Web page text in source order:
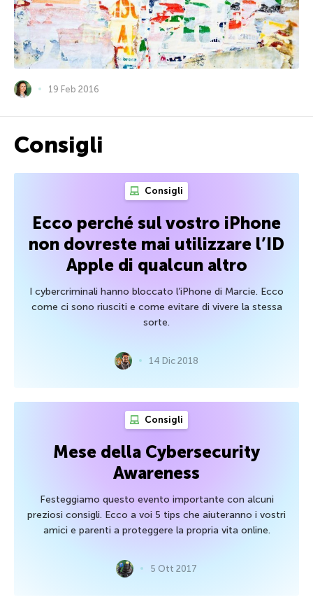
19 Feb 2016
Consigli
Consigli
Ecco perché sul vostro iPhone
non dovreste mai utilizzare l’ID
Apple di qualcun altro
I cybercriminali hanno bloccato l’iPhone di Marcie. Ecco
come ci sono riusciti e come evitare di vivere la stessa
sorte.
14 Dic 2018
Consigli
Mese della Cybersecurity
Awareness
Festeggiamo questo evento importante con alcuni
preziosi consigli. Ecco a voi 5 tips che aiuteranno i vostri
amici e parenti a proteggere la propria vita online.
5 Ott 2017